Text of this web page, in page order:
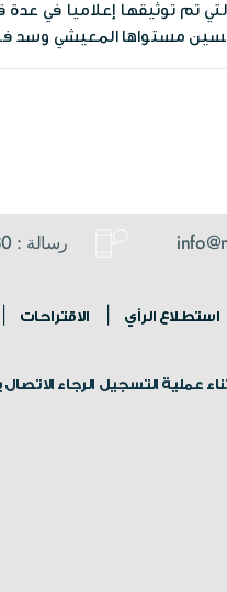
تم توثيقها إعلاميا في
رسالة : 180 رمز - 94444
استطلاع الرأي الاقتراحات
التسجيل الرجاء الاتصال